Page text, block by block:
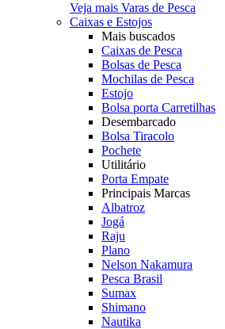
Veja mais Varas de Pesca
Caixas e Estojos
Mais buscados
Caixas de Pesca
Bolsas de Pesca
Mochilas de Pesca
Estojo
Bolsa porta Carretilhas
Desembarcado
Bolsa Tiracolo
Pochete
Utilitário
Porta Empate
Principais Marcas
Albatroz
Jogá
Raju
Plano
Nelson Nakamura
Pesca Brasil
Sumax
Shimano
Nautika